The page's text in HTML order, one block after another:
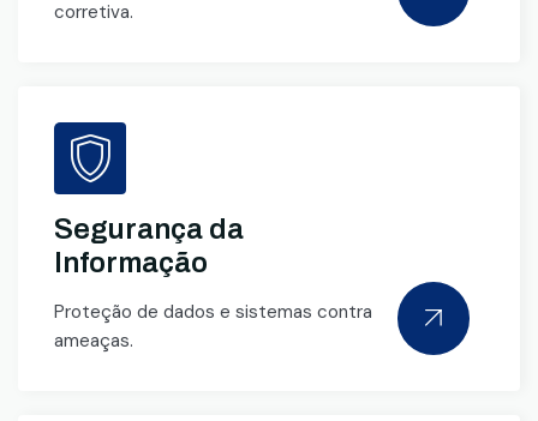
corretiva.
Segurança da
Informação
Proteção de dados e sistemas contra
ameaças.